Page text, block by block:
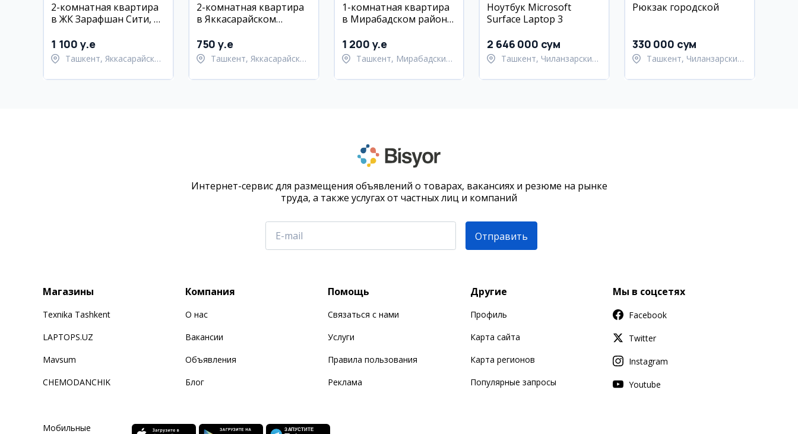
2-комнатная квартира
в ЖК Зарафшан Сити, 69
1 100 y.e
Ташкент, Яккасарайский
2-комнатная квартира
в Яккасарайском
750 y.e
Ташкент, Яккасарайский
1-комнатная квартира
в Мирабадском районе,
1 200 y.e
Ташкент, Мирабадский
Ноутбук Microsoft
Surface Laptop 3
2 646 000 сум
Ташкент, Чиланзарский
Рюкзак городской
330 000 сум
Ташкент, Чиланзарский
Интернет-сервис для размещения объявлений о товарах, вакансиях и резюме на рынке
труда, а также услугах от частных лиц и компаний
Отправить
Магазины
Texnika Tashkent
LAPTOPS.UZ
Mavsum
CHEMODANCHIK
Компания
О нас
Вакансии
Объявления
Блог
Помощь
Связаться с нами
Услуги
Правила пользования
Реклама
Другие
Профиль
Карта сайта
Карта регионов
Популярные запросы
Мы в соцсетях
Facebook
Twitter
Instagram
Youtube
Мобильные